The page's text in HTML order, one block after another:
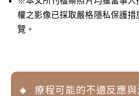
權之影像已採取嚴格隱私保護措
覽。
療程可能的不適反應